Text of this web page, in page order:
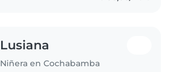
Lusiana
Niñera en Cochabamba